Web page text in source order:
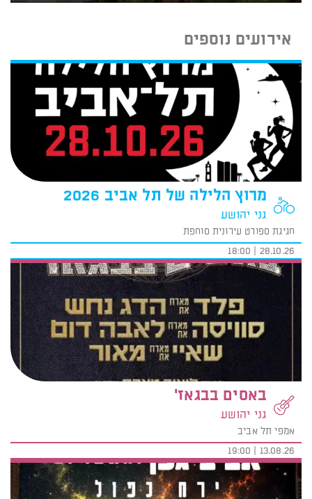
אירועים נוספים
מרוץ הלילה של תל אביב 2026
גני יהושע
חגיגת ספורט עירונית סוחפת
28.10.26 | 18:00
באסים בבגאז'
גני יהושע
אמפי תל אביב
13.08.26 | 19:00